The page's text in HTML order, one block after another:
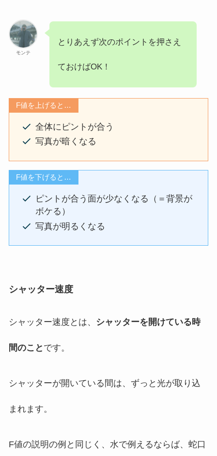
モンテ
とりあえず次のポイントを押さえ
ておけばOK！
F値を上げると…
全体にピントが合う
写真が暗くなる
F値を下げると…
ピントが合う面が少なくなる（＝背景が
ボケる）
写真が明るくなる
シャッター速度
シャッター速度とは、 シャッターを開けている時
間のこと です。
シャッターが開いている間は、ずっと光が取り込
まれます。
F値の説明の例と同じく、水で例えるならば、蛇口